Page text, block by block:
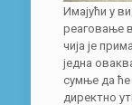
Имајући у
реаговање
чија је
једна
сумње да ће
директно